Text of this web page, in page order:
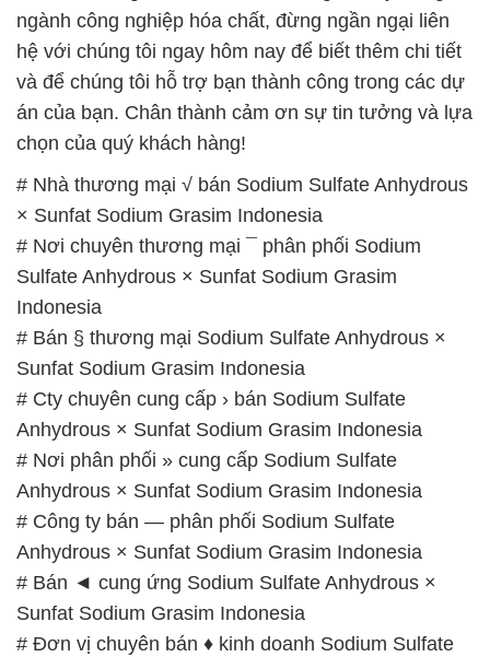
ngành công nghiệp hóa chất, đừng ngần ngại liên
hệ với chúng tôi ngay hôm nay để biết thêm chi tiết
và để chúng tôi hỗ trợ bạn thành công trong các dự
án của bạn. Chân thành cảm ơn sự tin tưởng và lựa
chọn của quý khách hàng!
# Nhà thương mại √ bán Sodium Sulfate Anhydrous
× Sunfat Sodium Grasim Indonesia
# Nơi chuyên thương mại ¯ phân phối Sodium
Sulfate Anhydrous × Sunfat Sodium Grasim
Indonesia
# Bán § thương mại Sodium Sulfate Anhydrous ×
Sunfat Sodium Grasim Indonesia
# Cty chuyên cung cấp › bán Sodium Sulfate
Anhydrous × Sunfat Sodium Grasim Indonesia
# Nơi phân phối » cung cấp Sodium Sulfate
Anhydrous × Sunfat Sodium Grasim Indonesia
# Công ty bán — phân phối Sodium Sulfate
Anhydrous × Sunfat Sodium Grasim Indonesia
# Bán ◄ cung ứng Sodium Sulfate Anhydrous ×
Sunfat Sodium Grasim Indonesia
# Đơn vị chuyên bán ♦ kinh doanh Sodium Sulfate